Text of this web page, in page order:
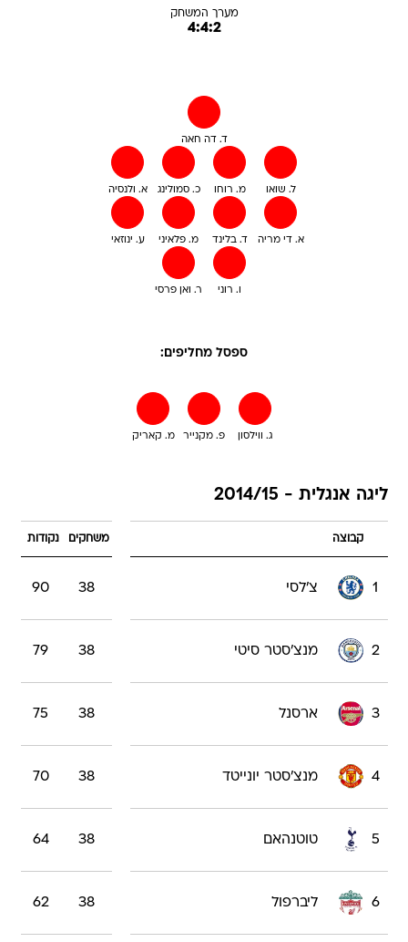
מערך המשחק
4:4:2
ד. דה חאה
א. ולנסיה כ. סמולינג מ. רוחו ל. שואו
ע. ינוזאי מ. פלאיני ד. בלינד א. די מריה
ר. ואן פרסי ו. רוני
ספסל מחליפים:
מ. קאריק פ. מקנייר ג. ווילסון
ליגה אנגלית - 2014/15
קבוצה משחקים נקודות
1 צ'לסי 38
90
2 מנצ'סטר סיטי 38
79
3 ארסנל 38
75
4 מנצ'סטר יונייטד 38
70
5 טוטנהאם 38
64
6 ליברפול 38
62